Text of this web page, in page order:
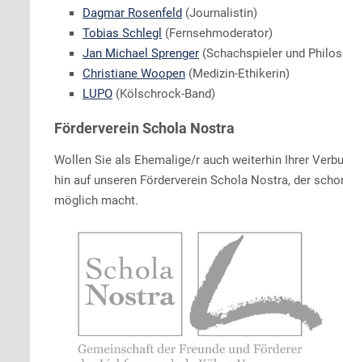
Dagmar Rosenfeld (Journalistin)
Tobias Schlegl (Fernsehmoderator)
Jan Michael Sprenger (Schachspieler und
Christiane Woopen (Medizin-Ethikerin)
LUPO (Kölschrock-Band)
Förderverein Schola Nostra
Wollen Sie als Ehemalige/r auch weiterhin Ihrer
hin auf unseren Förderverein Schola Nostra, der
möglich macht.